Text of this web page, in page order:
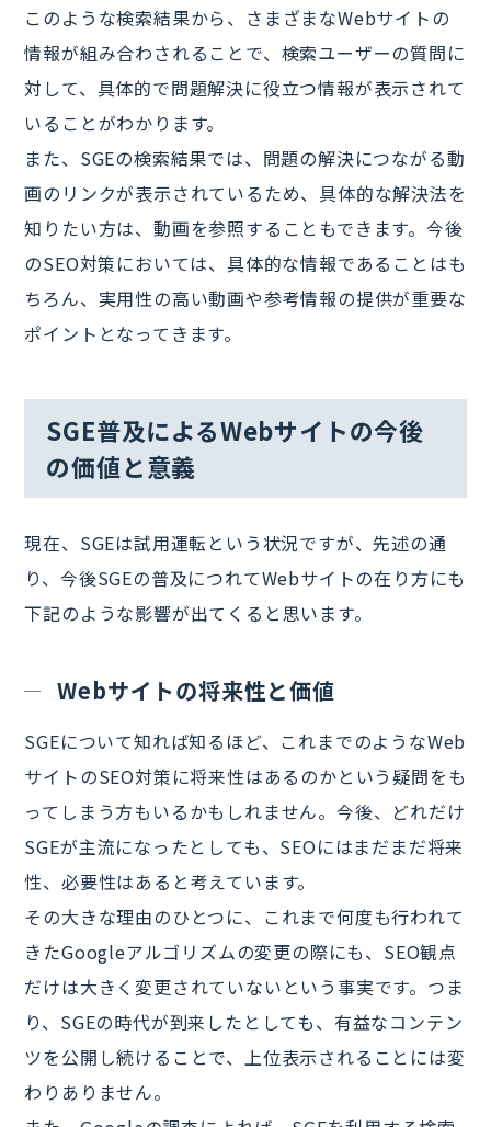
このような検索結果から、さまざまなWebサイトの
情報が組み合わされることで、検索ユーザーの質問に
対して、具体的で問題解決に役立つ情報が表示されて
いることがわかります。
また、SGEの検索結果では、問題の解決につながる動
画のリンクが表示されているため、具体的な解決法を
知りたい方は、動画を参照することもできます。今後
のSEO対策においては、具体的な情報であることはも
ちろん、実用性の高い動画や参考情報の提供が重要な
ポイントとなってきます。
SGE普及によるWebサイトの今後
の価値と意義
現在、SGEは試用運転という状況ですが、先述の通
り、今後SGEの普及につれてWebサイトの在り方にも
下記のような影響が出てくると思います。
Webサイトの将来性と価値
SGEについて知れば知るほど、これまでのようなWeb
サイトのSEO対策に将来性はあるのかという疑問をも
ってしまう方もいるかもしれません。今後、どれだけ
SGEが主流になったとしても、SEOにはまだまだ将来
性、必要性はあると考えています。
その大きな理由のひとつに、これまで何度も行われて
きたGoogleアルゴリズムの変更の際にも、SEO観点
だけは大きく変更されていないという事実です。つま
り、SGEの時代が到来したとしても、有益なコンテン
ツを公開し続けることで、上位表示されることには変
わりありません。